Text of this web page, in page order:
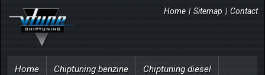
Home | Sitemap | Contact
Home Chiptuning benzine Chiptuning diesel